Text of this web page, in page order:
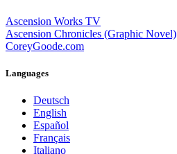
Ascension Works TV
Ascension Chronicles (Graphic Novel)
CoreyGoode.com
Languages
Deutsch
English
Español
Français
Italiano